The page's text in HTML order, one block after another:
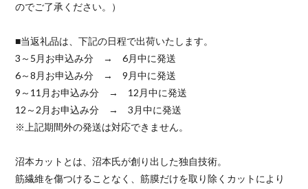
のでご了承ください。）
■当返礼品は、下記の日程で出荷いたします。
3～5月お申込み分 → 6月中に発送
6～8月お申込み分 → 9月中に発送
9～11月お申込み分 → 12月中に発送
12～2月お申込み分 → 3月中に発送
※上記期間外の発送は対応できません。
沼本カットとは、沼本氏が創り出した独自技術。
筋繊維を傷つけることなく、筋膜だけを取り除くカットにより